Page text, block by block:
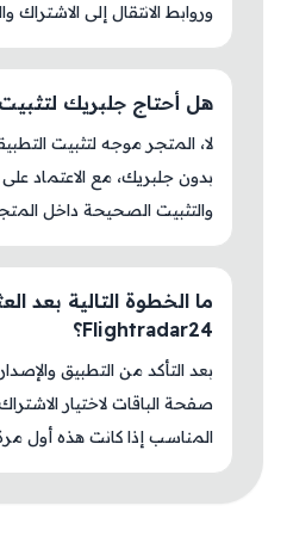
وروابط الانتقال إلى الاشتراك
هل أحتاج جلبريك لتثبيت Flightradar24؟
بدون جلبريك، مع الاعتماد
والتثبيت الصحيحة داخل
ما الخطوة التالية بعد
Flightradar24؟
بعد التأكد من التطبيق
صفحة الباقات لاختيار
المناسب إذا كانت هذه أول